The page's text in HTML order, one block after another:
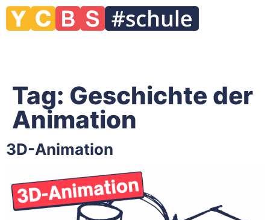
Tag: Geschichte der
Animation
3D-Animation